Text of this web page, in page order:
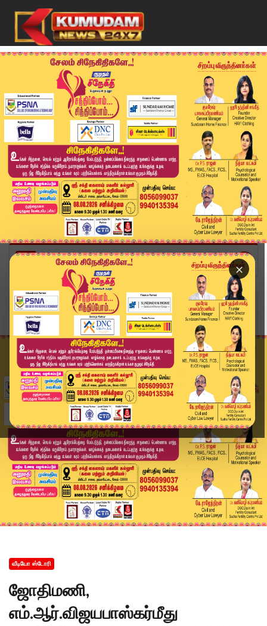
×
Home
வீடியோ ஸ்டோரி
ஜோதிமணி, எம்.ஆர்.விஜயபாஸ்கர்மீது வழக்குப்பதிவு....
வீடியோ ஸ்டோரி
ஜோதிமணி,
எம்.ஆர்.விஜயபாஸ்கர்மீது